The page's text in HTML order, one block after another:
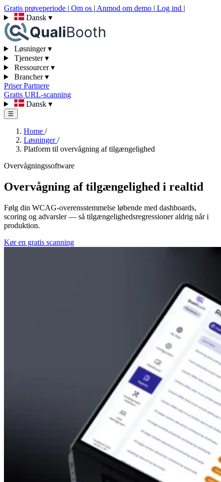
Gratis prøveperiode | Om os | Anmod om demo | Log ind |
Dansk ▾
Løsninger▾
Tjenester▾
Ressourcer▾
Brancher▾
PriserPartnere
Gratis URL-scanning
Dansk ▾
☰
Home /
Løsninger/
Platform til overvågning af tilgængelighed
Overvågningssoftware
Overvågning af tilgængelighed i realtid
Følg din WCAG-overensstemmelse løbende med dashboards,
scoring og advarsler — så tilgængelighedsregressioner aldrig når i
produktion.
Kør en gratis scanning